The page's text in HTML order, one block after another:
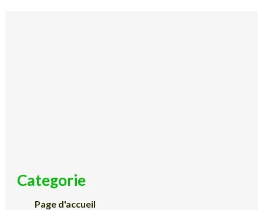
Categorie
Page d'accueil